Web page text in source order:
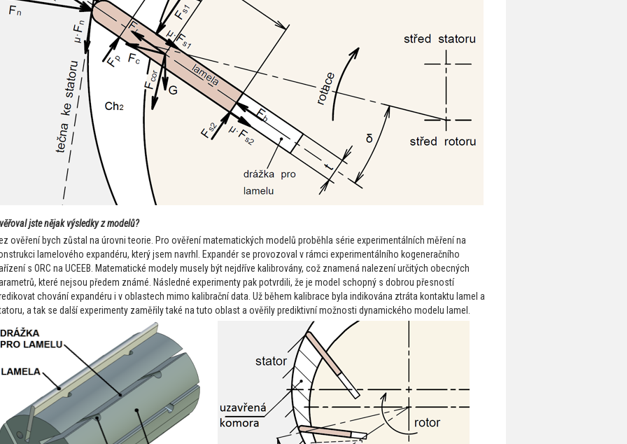
jste nějak výsledky z modelů?
ověření bych zůstal na úrovni teorie. Pro ověření matematických modelů proběhla série experimentálních měření na
lamelového expandéru, který jsem navrhl. Expandér se provozoval v rámci experimentálního kogeneračního
s ORC na UCEEB. Matematické modely musely být nejdříve kalibrovány, což znamená nalezení určitých obecných
které nejsou předem známé. Následné experimenty pak potvrdili, že je model schopný s dobrou přesností
chování expandéru i v oblastech mimo kalibrační data. Už během kalibrace byla indikována ztráta kontaktu lamel a
a tak se další experimenty zaměřily také na tuto oblast a ověřily prediktivní možnosti dynamického modelu lamel.